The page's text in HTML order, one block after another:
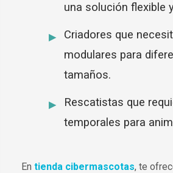
una solución flexible
Criadores que
modulares para
tamaños.
Rescatistas que
temporales para
En tienda cibermascotas, te